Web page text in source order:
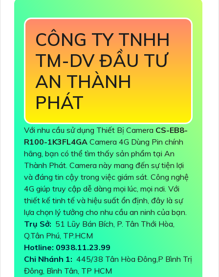
CÔNG TY TNHH
TM-DV ĐẦU TƯ
AN THÀNH
PHÁT
Với nhu cầu sử dụng Thiết Bị Camera CS-EB8-
R100-1K3FL4GA Camera 4G Dùng Pin chính
hãng, bạn có thể tìm thấy sản phẩm tại An
Thành Phát. Camera này mang đến sự tiện lợi
và đáng tin cậy trong việc giám sát. Công nghệ
4G giúp truy cập dễ dàng mọi lúc, mọi nơi. Với
thiết kế tinh tế và hiệu suất ổn định, đây là sự
lựa chọn lý tưởng cho nhu cầu an ninh của bạn.
Trụ Sở: 51 Lũy Bán Bích, P. Tân Thới Hòa,
Q.Tân Phú, TP.HCM
Hotline: 0938.11.23.99
Chi Nhánh 1: 445/38 Tân Hòa Đông,P Bình Trị
Đông, Bình Tân, TP HCM